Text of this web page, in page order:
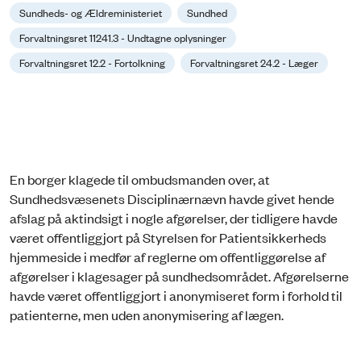
Sundheds- og Ældreministeriet
Sundhed
Forvaltningsret 11241.3 - Undtagne oplysninger
Forvaltningsret 12.2 - Fortolkning
Forvaltningsret 24.2 - Læger
En borger klagede til ombudsmanden over, at
Sundhedsvæsenets Disciplinærnævn havde givet hende
afslag på aktindsigt i nogle afgørelser, der tidligere havde
været offentliggjort på Styrelsen for Patientsikkerheds
hjemmeside i medfør af reglerne om offentliggørelse af
afgørelser i klagesager på sundhedsområdet. Afgørelserne
havde været offentliggjort i anonymiseret form i forhold til
patienterne, men uden anonymisering af lægen.